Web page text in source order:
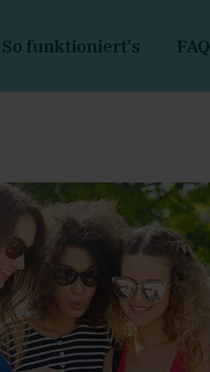
So funktioniert's FAQ